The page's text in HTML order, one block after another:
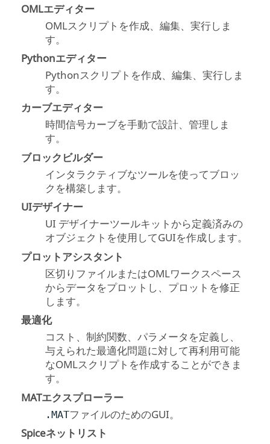
OMLエディター
OMLスクリプトを作成、編集、実行しま
す。
Pythonエディター
Pythonスクリプトを作成、編集、実行しま
す。
カーブエディター
時間信号カーブを手動で設計、管理しま
す。
ブロックビルダー
インタラクティブなツールを使ってブロッ
クを構築します。
UIデザイナー
UI デザイナーツールキットから定義済みの
オブジェクトを使用してGUIを作成します。
プロットアシスタント
区切りファイルまたはOMLワークスペース
からデータをプロットし、プロットを修正
します。
最適化
コスト、制約関数、パラメータを定義し、
与えられた最適化問題に対して再利用可能
なOMLスクリプトを作成することができま
す。
MATエクスプローラー
.MATファイルのためのGUI。
Spiceネットリスト